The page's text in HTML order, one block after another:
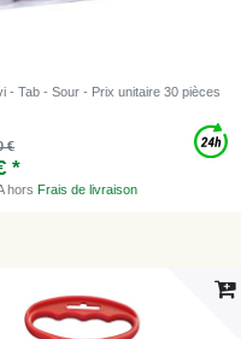
- Tab - Sour - Prix unitaire 30 pièces
€
*
hors Frais de livraison